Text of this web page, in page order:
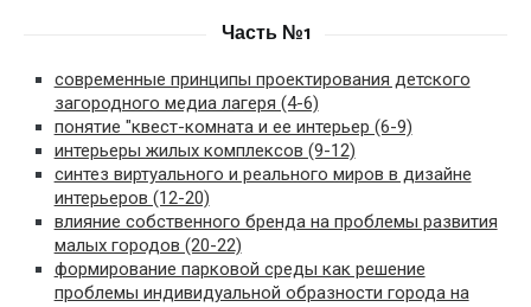
Часть №1
современные принципы проектирования детского
загородного медиа лагеря (4-6)
понятие "квест-комната и ее интерьер (6-9)
интерьеры жилых комплексов (9-12)
синтез виртуального и реального миров в дизайне
интерьеров (12-20)
влияние собственного бренда на проблемы развития
малых городов (20-22)
формирование парковой среды как решение
проблемы индивидуальной образности города на